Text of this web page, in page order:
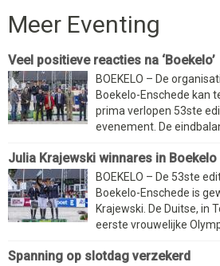
Meer Eventing
Veel positieve reacties na ‘Boekelo’
BOEKELO – De
Boekelo-Enschede kan
prima verlopen 53ste
evenement. De
Julia Krajewski winnares in Boekelo
BOEKELO – De 53ste
Boekelo-Enschede is
Krajewski. De Duitse, in
eerste vrouwelijke
Spanning op slotdag verzekerd